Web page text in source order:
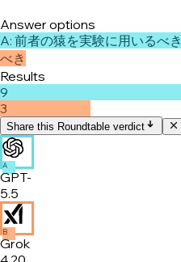
Answer options
A: 前者の猿を実験に用いるべき
べき
Results
9
3
Share this Roundtable verdict
A
GPT-
5.5
B
Grok